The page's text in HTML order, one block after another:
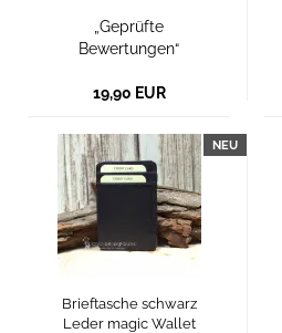
„Geprüfte
Bewertungen“
19,90 EUR
NEU
Brieftasche schwarz
Leder magic Wallet